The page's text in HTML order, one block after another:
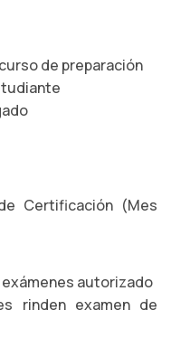
de preparación
Certificación (Mes
autorizado
rinden examen de